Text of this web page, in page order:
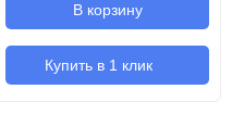
В корзину
Купить в 1 клик